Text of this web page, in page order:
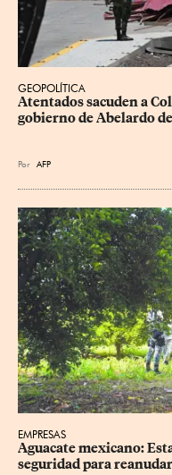
GEOPOLÍTICA
Atentados sacuden a
gobierno de Abelardo
Por AFP
EMPRESAS
Aguacate mexicano:
seguridad para